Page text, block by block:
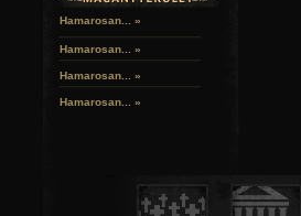
Hamarosan... »
Hamarosan... »
Hamarosan... »
Hamarosan... »